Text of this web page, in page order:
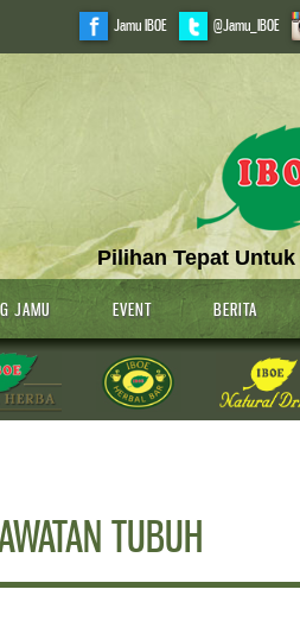
Jamu IBOE @Jamu_IBOE
Pilihan Tepat
JAMU EVENT BERITA
TUBUH